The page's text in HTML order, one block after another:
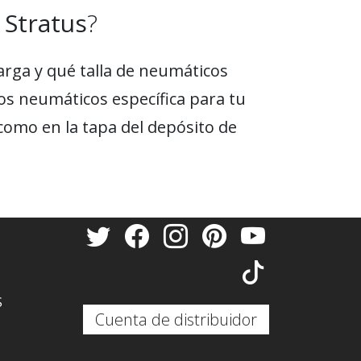
?
y qué talla de neumáticos
neumáticos específica para tu
en la tapa del depósito de
Cuenta de distribuidor